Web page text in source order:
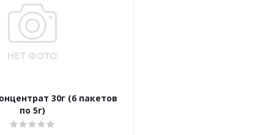
30г (6 пакетов
по 5г)